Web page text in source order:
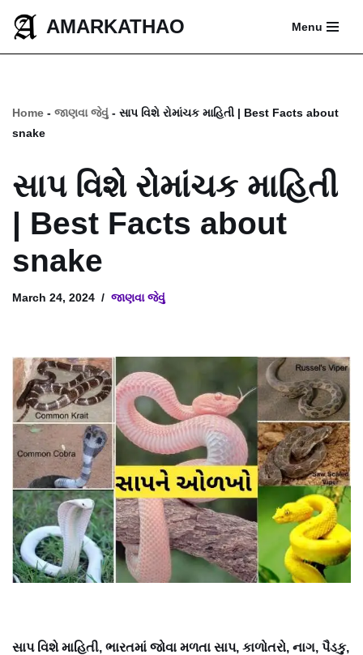
Skip
AMARKATHAO Menu
Home - જાણવા જેવું - સાપ વિશે રોમાંચક માહિતી | Best Facts about
snake
સાપ વિશે રોમાંચક માહિતી
| Best Facts about
snake
March 24, 2024 જાણવા જેવું
સાપ વિશે માહિતી, ભારતમાં જોવા મળતા સાપ, કાળોતરો, નાગ, પૈડકુ,